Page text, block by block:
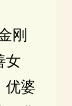
刚
女
优婆